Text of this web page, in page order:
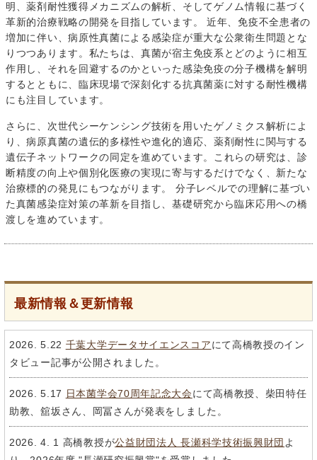
明、薬剤耐性獲得メカニズムの解析、そしてゲノム情報に基づく
革新的治療戦略の開発を目指しています。 近年、免疫不全患者の
増加に伴い、病原性真菌による感染症が重大な公衆衛生問題とな
りつつあります。私たちは、真菌が宿主免疫系とどのように相互
作用し、それを回避するのかといった感染免疫の分子機構を解明
するとともに、臨床現場で深刻化する抗真菌薬に対する耐性機構
にも注目しています。
さらに、次世代シーケンシング技術を用いたゲノミクス解析によ
り、病原真菌の遺伝的多様性や進化的適応、薬剤耐性に関与する
遺伝子ネットワークの同定を進めています。これらの研究は、診
断精度の向上や個別化医療の実現に寄与するだけでなく、新たな
治療標的の発見にもつながります。 分子レベルでの理解に基づい
た真菌感染症対策の革新を目指し、基礎研究から臨床応用への橋
渡しを進めています。
最新情報＆更新情報
2026. 5.22 千葉大学データサイエンスコアにて高橋教授のイン
タビュー記事が公開されました。
2026. 5.17 日本菌学会70周年記念大会にて高橋教授、柴田特任
助教、舘坂さん、岡冨さんが発表をしました。
2026. 4. 1 高橋教授が公益財団法人 長瀬科学技術振興財団 よ